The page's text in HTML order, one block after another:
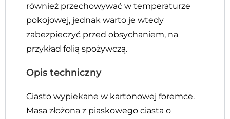
również przechowywać w temperaturze
pokojowej, jednak warto je wtedy
zabezpieczyć przed obsychaniem, na
przykład folią spożywczą.
Opis techniczny
Ciasto wypiekane w kartonowej foremce.
Masa złożona z piaskowego ciasta o